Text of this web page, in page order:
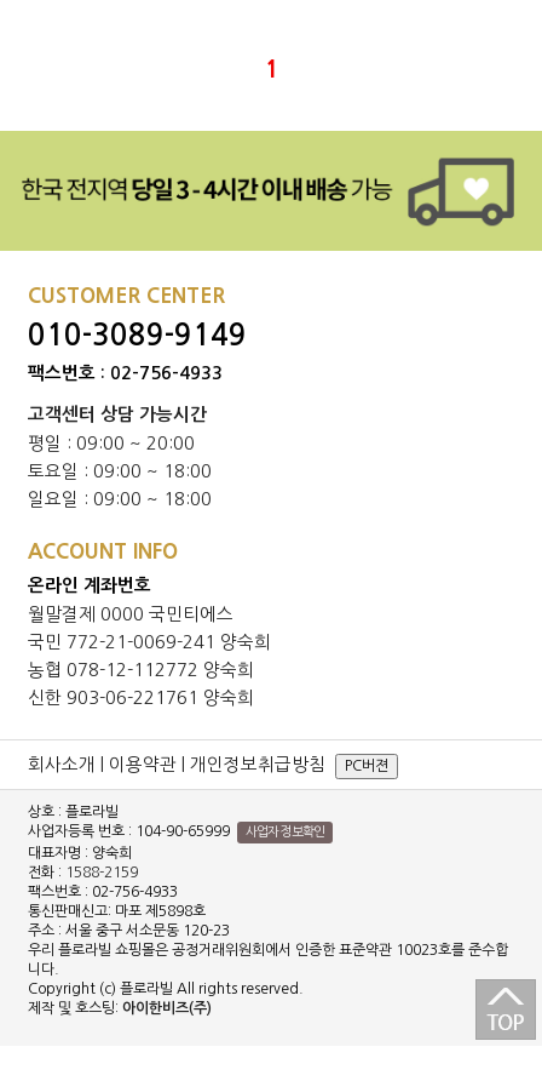
1
CUSTOMER CENTER
010-3089-9149
팩스번호 : 02-756-4933
고객센터 상담 가능시간
평일 : 09:00 ~ 20:00
토요일 : 09:00 ~ 18:00
일요일 : 09:00 ~ 18:00
ACCOUNT INFO
온라인 계좌번호
월말결제 0000 국민티에스
국민 772-21-0069-241 양숙희
농협 078-12-112772 양숙희
신한 903-06-221761 양숙희
회사소개 이용약관| 개인정보취급방침 PC버젼
상호 : 플로라빌
사업자등록 번호 : 104-90-65999
사업자 정보확인
대표자명 : 양숙희
전화 : 1588-2159
팩스번호 : 02-756-4933
통신판매신고: 마포 제5898호
주소 : 서울 중구 서소문동 120-23
우리 플로라빌 쇼핑몰은 공정거래위원회에서 인증한 표준약관 10023호를 준수합
니다.
Copyright (c) 플로라빌 All rights reserved.
제작 및 호스팅: 아이한비즈(주)